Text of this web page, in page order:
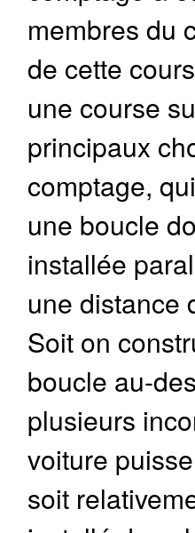
membres du
de cette
une course
principaux
comptage,
une boucle
installée
une distance
Soit on
boucle au-
plusieurs
voiture
soit